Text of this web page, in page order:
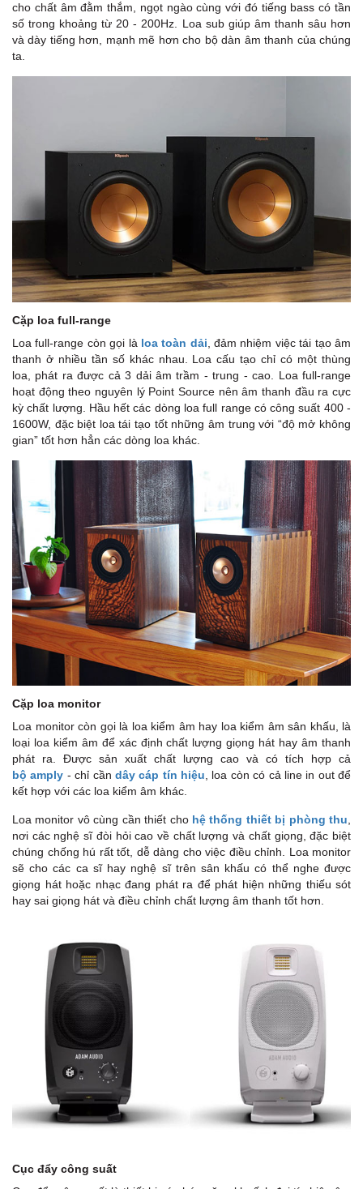
cho chất âm đằm thắm, ngọt ngào cùng với đó tiếng bass có tần
số trong khoảng từ 20 - 200Hz. Loa sub giúp âm thanh sâu hơn
và dày tiếng hơn, mạnh mẽ hơn cho bộ dàn âm thanh của chúng
ta.
Cặp loa full-range
Loa full-range còn gọi là loa toàn dải , đảm nhiệm việc tái tạo âm
thanh ở nhiều tần số khác nhau. Loa cấu tạo chỉ có một thùng
loa, phát ra được cả 3 dải âm trầm - trung - cao. Loa full-range
hoạt động theo nguyên lý Point Source nên âm thanh đầu ra cực
kỳ chất lượng. Hầu hết các dòng loa full range có công suất 400 -
1600W, đặc biệt loa tái tạo tốt những âm trung với “độ mở không
gian” tốt hơn hẳn các dòng loa khác.
Cặp loa monitor
Loa monitor còn gọi là loa kiểm âm hay loa kiểm âm sân khấu, là
loại loa kiểm âm để xác định chất lượng giọng hát hay âm thanh
phát ra. Được sản xuất chất lượng cao và có tích hợp cả
bộ amply - chỉ cần dây cáp tín hiệu, loa còn có cả line in out để
kết hợp với các loa kiểm âm khác.
Loa monitor vô cùng cần thiết cho hệ thống thiết bị phòng thu,
nơi các nghệ sĩ đòi hỏi cao về chất lượng và chất giọng, đặc biệt
chúng chống hú rất tốt, dễ dàng cho việc điều chỉnh. Loa monitor
sẽ cho các ca sĩ hay nghệ sĩ trên sân khấu có thể nghe được
giọng hát hoặc nhạc đang phát ra để phát hiện những thiếu sót
hay sai giọng hát và điều chỉnh chất lượng âm thanh tốt hơn.
Cục đẩy công suất